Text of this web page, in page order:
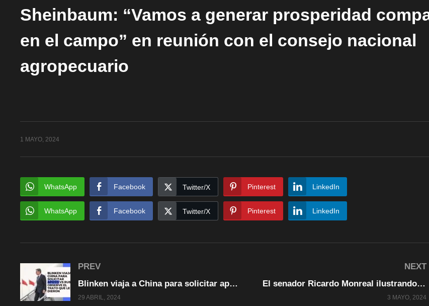
Sheinbaum: “Vamos a generar prosperidad
en el campo” en reunión con el consejo nacional
agropecuario
1 MAYO, 2024
WhatsApp Facebook Twitter/X Pinterest LinkedIn
WhatsApp Facebook Twitter/X Pinterest LinkedIn
PREV
Blinken viaja a China para solicitar apoyo vs Rusia, observe el trato que le dieron
29 ABRIL, 2024
NEXT
El senador Ricardo Monreal ilustrando en materia de amparo por reformas a esa ley
3 MAYO, 2024